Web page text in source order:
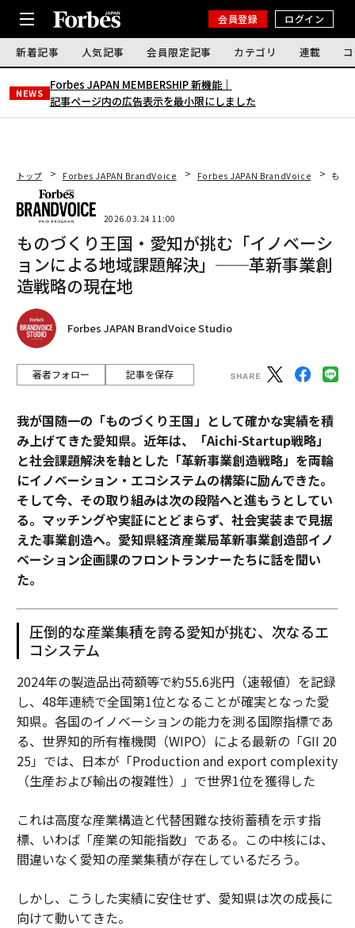
会員登録 ログイン
新着記事 人気記事 会員限定記事 カテゴリ 連載
NEWS
Forbes JAPAN MEMBERSHIP 新機能｜
記事ページ内の広告表示を最小限にしました
トップ Forbes JAPAN BrandVoice Forbes JAPAN BrandVoice もの
2026.03.24 11:00
ものづくり王国・愛知が挑む「イノベーシ
ョンによる地域課題解決」──革新事業創
造戦略の現在地
Forbes JAPAN BrandVoice Studio
著者フォロー 記事を保存
我が国随一の「ものづくり王国」として確かな実績を積
み上げてきた愛知県。近年は、「Aichi-Startup戦略」
と社会課題解決を軸とした「革新事業創造戦略」を両輪
にイノベーション・エコシステムの構築に励んできた。
そして今、その取り組みは次の段階へと進もうとしてい
る。マッチングや実証にとどまらず、社会実装まで見据
えた事業創造へ。愛知県経済産業局革新事業創造部イノ
ベーション企画課のフロントランナーたちに話を聞い
た。
圧倒的な産業集積を誇る愛知が挑む、次なるエ
コシステム
2024年の製造品出荷額等で約55.6兆円（速報値）を記録
し、48年連続で全国第1位となることが確実となった愛
知県。各国のイノベーションの能力を測る国際指標であ
る、世界知的所有権機関（WIPO）による最新の「GII 20
25」では、日本が「Production and export complexity
（生産および輸出の複雑性）」で世界1位を獲得した
これは高度な産業構造と代替困難な技術蓄積を示す指
標、いわば「産業の知能指数」である。この中核には、
間違いなく愛知の産業集積が存在しているだろう。
しかし、こうした実績に安住せず、愛知県は次の成長に
向けて動いてきた。